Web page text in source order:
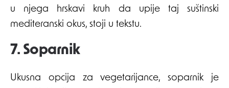
u njega hrskavi kruh da upije taj suštinski
mediteranski okus, stoji u tekstu.
7. Soparnik
Ukusna opcija za vegetarijance, soparnik je